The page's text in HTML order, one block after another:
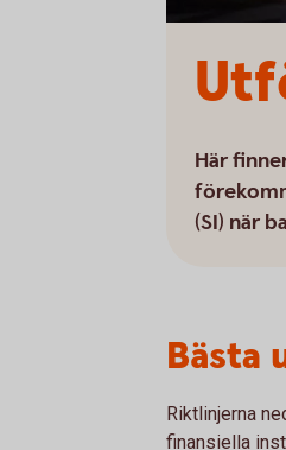
Här
(SI) när
Bästa
Riktlinjerna
finansiella